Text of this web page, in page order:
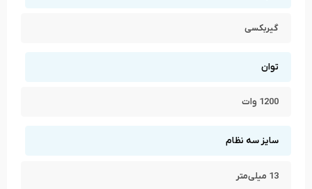
گیربکسی
توان
1200 وات
سایز سه نظام
13 میلی‌متر